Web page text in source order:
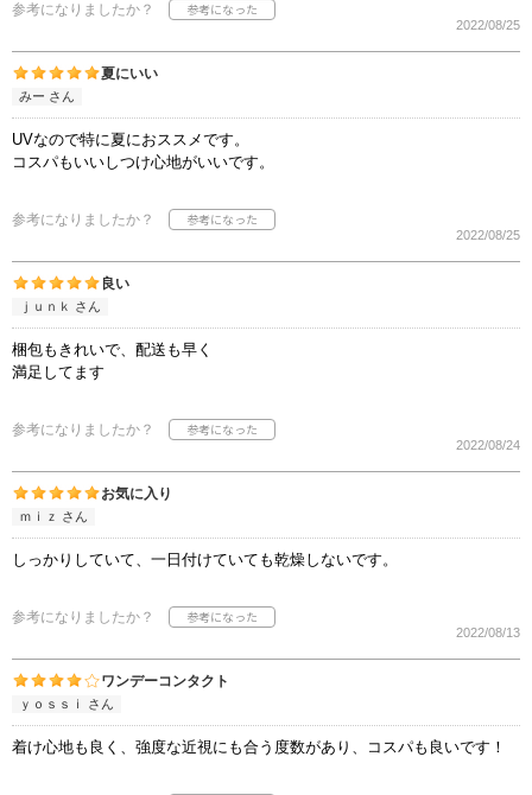
参考になりましたか？
2022/08/25
夏にいい
みー さん
UVなので特に夏におススメです。
コスパもいいしつけ心地がいいです。
参考になりましたか？
2022/08/25
良い
ｊｕｎｋ さん
梱包もきれいで、配送も早く
満足してます
参考になりましたか？
2022/08/24
お気に入り
ｍｉｚ さん
しっかりしていて、一日付けていても乾燥しないです。
参考になりましたか？
2022/08/13
ワンデーコンタクト
ｙｏｓｓｉ さん
着け心地も良く、強度な近視にも合う度数があり、コスパも良いです！